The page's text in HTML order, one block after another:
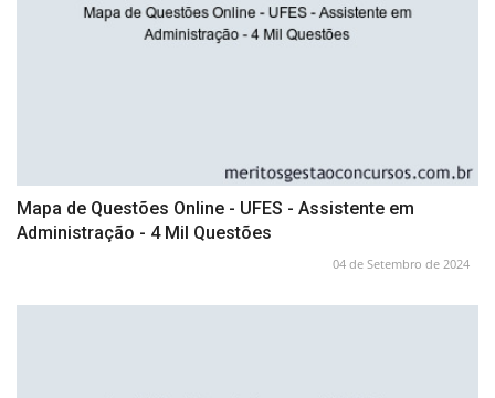
Mapa de Questões Online - UFES - Assistente em
Administração - 4 Mil Questões
04 de Setembro de 2024